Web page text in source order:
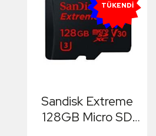
YENI
TÜKENDI
Sandisk Extreme
128GB Micro SD